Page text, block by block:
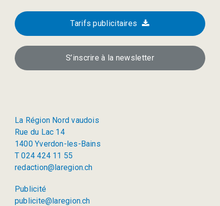
Tarifs publicitaires
S’inscrire à la newsletter
La Région Nord vaudois
Rue du Lac 14
1400 Yverdon-les-Bains
T 024 424 11 55
redaction@laregion.ch
Publicité
publicite@laregion.ch